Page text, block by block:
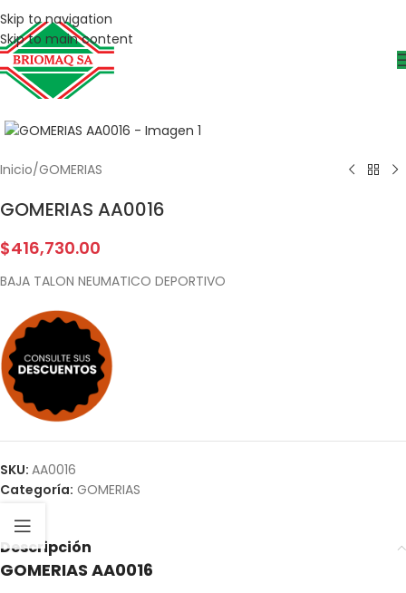
Skip to navigation
Skip to main content
Inicio/GOMERIAS
GOMERIAS AA0016
$416,730.00
BAJA TALON NEUMATICO DEPORTIVO
SKU: AA0016
Categoría: GOMERIAS
Descripción
GOMERIAS AA0016